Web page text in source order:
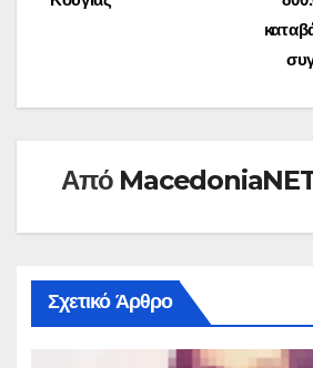
άρθρων
Από
Σχετικό Άρθρο